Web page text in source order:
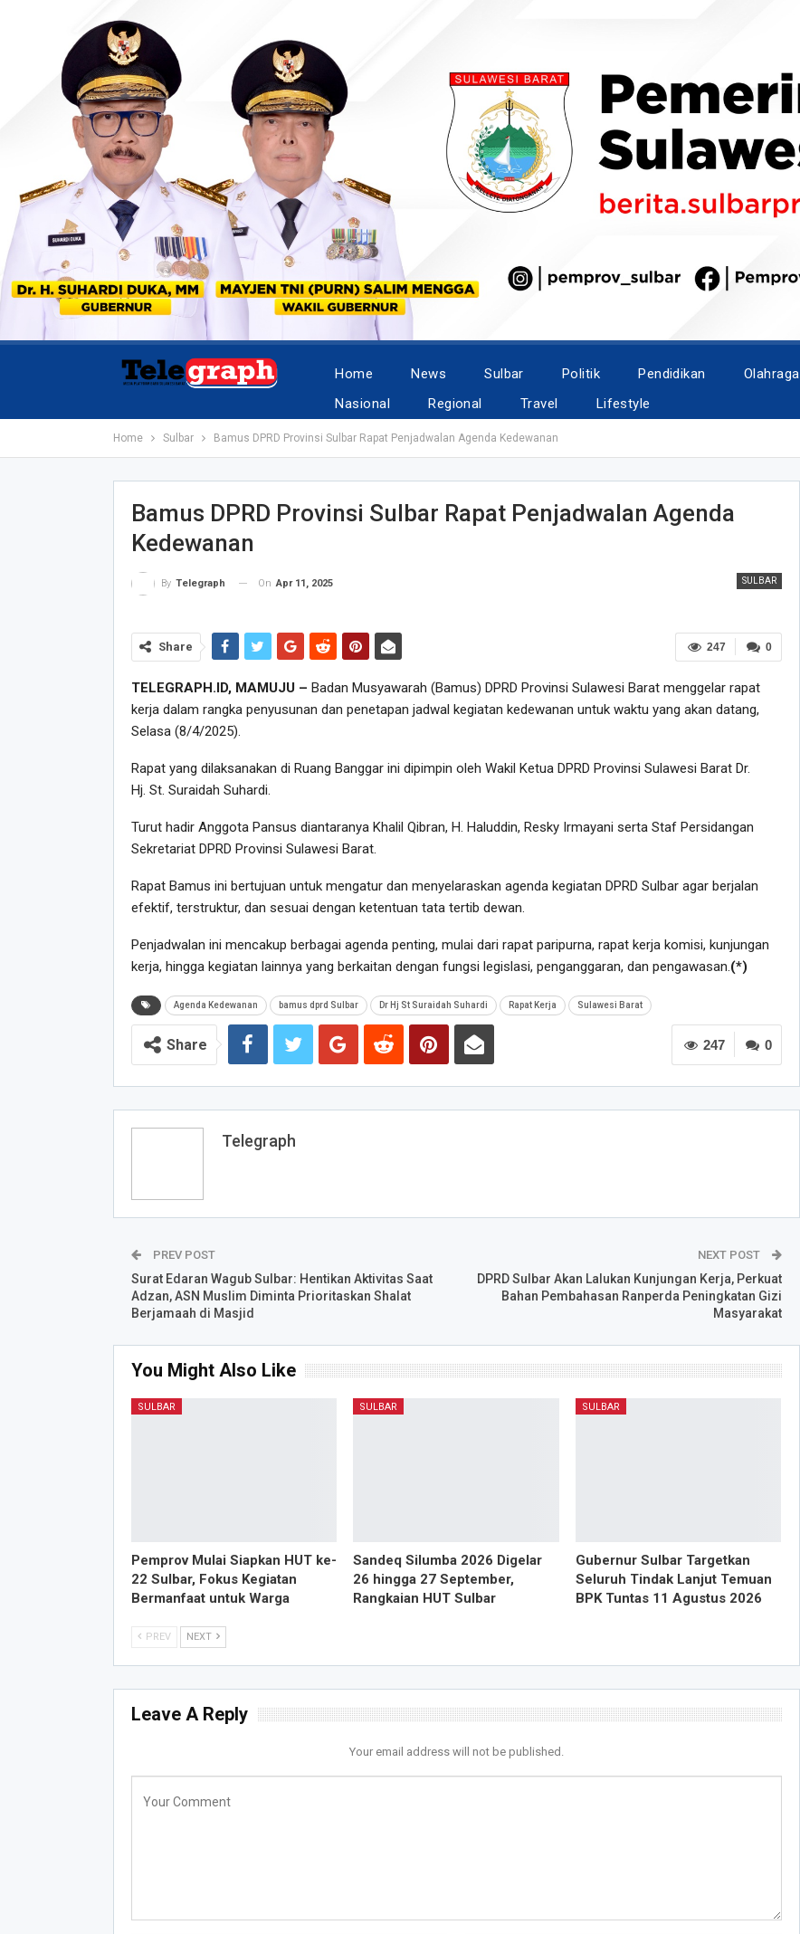
Home News Sulbar Politik Pendidikan Olahraga
Nasional
Regional Travel Lifestyle
Home Sulbar Bamus DPRD Provinsi Sulbar Rapat Penjadwalan Agenda Kedewanan
Bamus DPRD Provinsi Sulbar Rapat Penjadwalan Agenda
Kedewanan
SULBAR
By Telegraph On Apr 11, 2025
0
247
Share
TELEGRAPH.ID, MAMUJU – Badan Musyawarah (Bamus) DPRD Provinsi Sulawesi Barat menggelar rapat
kerja dalam rangka penyusunan dan penetapan jadwal kegiatan kedewanan untuk waktu yang akan datang,
Selasa (8/4/2025).
Rapat yang dilaksanakan di Ruang Banggar ini dipimpin oleh Wakil Ketua DPRD Provinsi Sulawesi Barat Dr.
Hj. St. Suraidah Suhardi.
Turut hadir Anggota Pansus diantaranya Khalil Qibran, H. Haluddin, Resky Irmayani serta Staf Persidangan
Sekretariat DPRD Provinsi Sulawesi Barat.
Rapat Bamus ini bertujuan untuk mengatur dan menyelaraskan agenda kegiatan DPRD Sulbar agar berjalan
efektif, terstruktur, dan sesuai dengan ketentuan tata tertib dewan.
Penjadwalan ini mencakup berbagai agenda penting, mulai dari rapat paripurna, rapat kerja komisi, kunjungan
kerja, hingga kegiatan lainnya yang berkaitan dengan fungsi legislasi, penganggaran, dan pengawasan. (*)
Agenda Kedewanan bamus dprd Sulbar Dr Hj St Suraidah Suhardi Rapat Kerja Sulawesi Barat
0
247
Share
Telegraph
PREV POST
Surat Edaran Wagub Sulbar: Hentikan Aktivitas Saat
Adzan, ASN Muslim Diminta Prioritaskan Shalat
Berjamaah di Masjid
NEXT POST
DPRD Sulbar Akan Lalukan Kunjungan Kerja, Perkuat
Bahan Pembahasan Ranperda Peningkatan Gizi
Masyarakat
You Might Also Like
SULBAR
Pemprov Mulai Siapkan HUT ke-
22 Sulbar, Fokus Kegiatan
Bermanfaat untuk Warga
SULBAR
Sandeq Silumba 2026 Digelar
26 hingga 27 September,
Rangkaian HUT Sulbar
SULBAR
Gubernur Sulbar Targetkan
Seluruh Tindak Lanjut Temuan
BPK Tuntas 11 Agustus 2026
PREV NEXT
Leave A Reply
Your email address will not be published.